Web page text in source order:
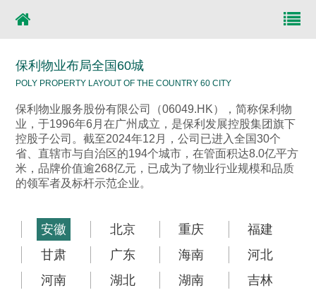
保利物业布局全国60城
POLY PROPERTY LAYOUT OF THE COUNTRY 60 CITY
保利物业服务股份有限公司（06049.HK），简称保利物
业，于1996年6月在广州成立，是保利发展控股集团旗下
控股子公司。截至2024年12月，公司已进入全国30个
省、直辖市与自治区的194个城市，在管面积达8.0亿平方
米，品牌价值逾268亿元，已成为了物业行业规模和品质
的领军者及标杆示范企业。
安徽 北京 重庆
福建
甘肃
广东 海南
河北
河南
湖北 湖南
吉林